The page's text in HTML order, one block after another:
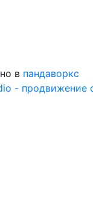
в пандаворкс
- продвижение